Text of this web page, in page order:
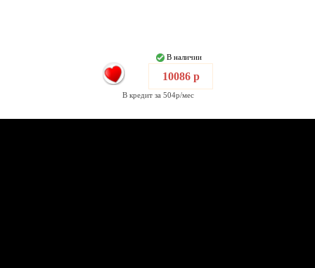
В наличии
10086 р
В кредит за 504р/мес